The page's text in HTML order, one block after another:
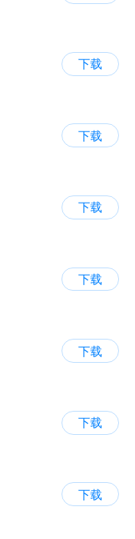
下载
下载
下载
下载
下载
下载
下载